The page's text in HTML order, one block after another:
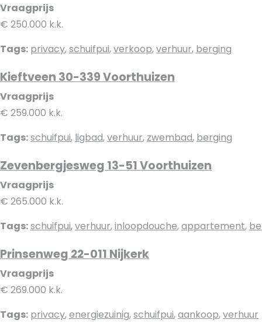
Vraagprijs
€ 250.000 k.k.
Tags: privacy,schuifpui,verkoop,verhuur, berging
Kieftveen 30-339 Voorthuizen
Vraagprijs
€ 259.000 k.k.
Tags:schuifpui, ligbad,verhuur, zwembad, berging
Zevenbergjesweg 13-51 Voorthuizen
Vraagprijs
€ 265.000 k.k.
Tags:schuifpui,verhuur,inloopdouche,appartement,
Prinsenweg 22-011 Nijkerk
Vraagprijs
€ 269.000 k.k.
Tags: privacy,energiezuinig,schuifpui,aankoop,verhuur